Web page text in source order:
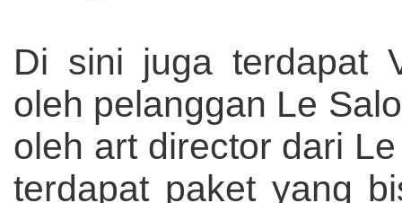
Di sini juga terdapat
oleh pelanggan Le
oleh art director dari
terdapat paket yang